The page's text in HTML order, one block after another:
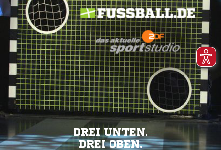
DREI UNTEN.
DREI OBEN.